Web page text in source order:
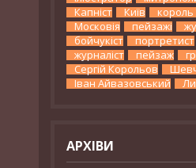
Капніст
Київ
король
Московія
пейзажі
бойчукіст
портретист
журналіст
пейзаж
Сергій Корольов
Іван Айвазовський
АРХІВИ